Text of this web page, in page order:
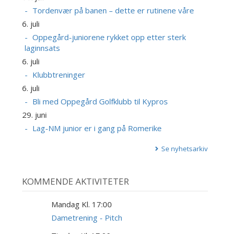
Tordenvær på banen – dette er rutinene våre
6. juli
Oppegård-juniorene rykket opp etter sterk
laginnsats
6. juli
Klubbtreninger
6. juli
Bli med Oppegård Golfklubb til Kypros
29. juni
Lag-NM junior er i gang på Romerike
Se nyhetsarkiv
KOMMENDE AKTIVITETER
Mandag Kl. 17:00
Dametrening - Pitch